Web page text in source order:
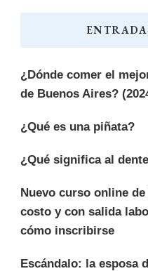
¿Dónde comer el
de Buenos Aires?
¿Qué es una piñata?
¿Qué significa al
Nuevo curso online
costo y con salida
cómo inscribirse
Escándalo: la esposa